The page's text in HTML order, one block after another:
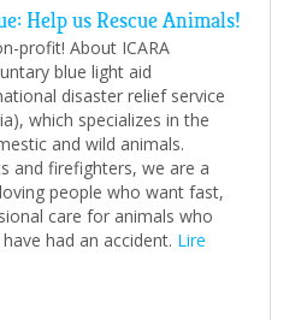
Help us Rescue Animals!
profit! About ICARA
blue light aid
disaster relief service
which specializes in the
and wild animals.
and firefighters, we are a
people who want fast,
care for animals who
had an accident. Lire